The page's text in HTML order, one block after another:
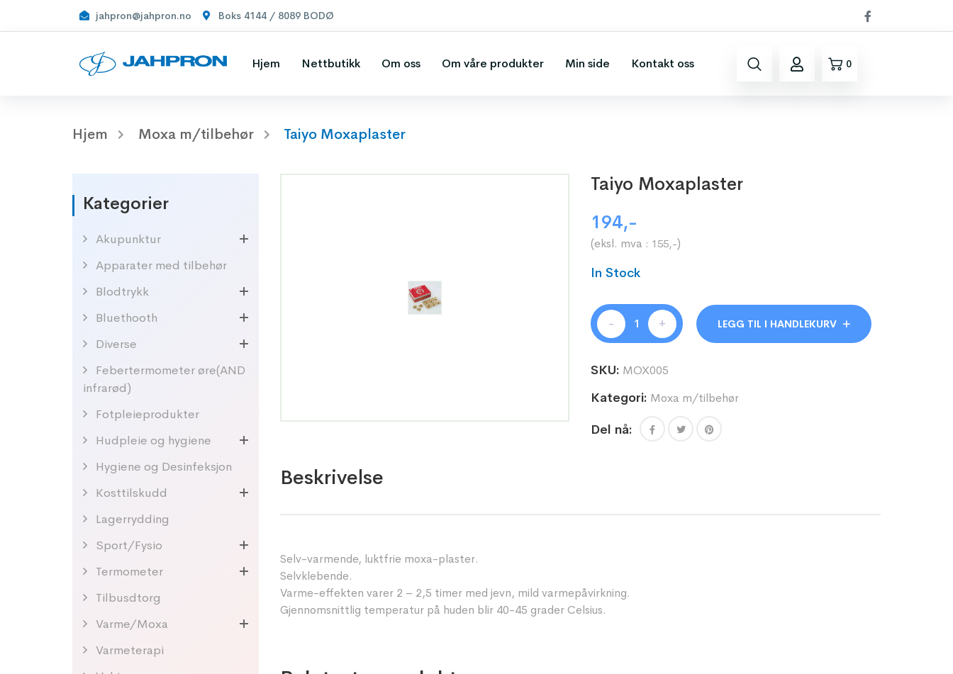
jahpron@jahpron.no Boks 4144 / 8089 BODØ
Hjem Nettbutikk Om oss Om våre produkter Min side Kontakt oss 0
Hjem Moxa m/tilbehør Taiyo Moxaplaster
Kategorier
Akupunktur
Apparater med tilbehør
Blodtrykk
Bluethooth
Diverse
Febertermometer øre(AND
infrarød)
Fotpleieprodukter
Hudpleie og hygiene
Hygiene og Desinfeksjon
Kosttilskudd
Lagerrydding
Sport/Fysio
Termometer
Tilbusdtorg
Varme/Moxa
Varmeterapi
Taiyo Moxaplaster
194,-
(eksl. mva : 155,-)
In Stock
- + LEGG TIL I HANDLEKURV
SKU: MOX005
Kategori: Moxa m/tilbehør
Del nå:
Beskrivelse
Selv-varmende, luktfrie moxa-plaster.
Selvklebende.
Varme-effekten varer 2 – 2,5 timer med jevn, mild varmepåvirkning.
Gjennomsnittlig temperatur på huden blir 40-45 grader Celsius.